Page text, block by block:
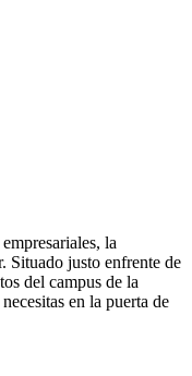
la
Situado justo enfrente de
del campus de la
en la puerta de